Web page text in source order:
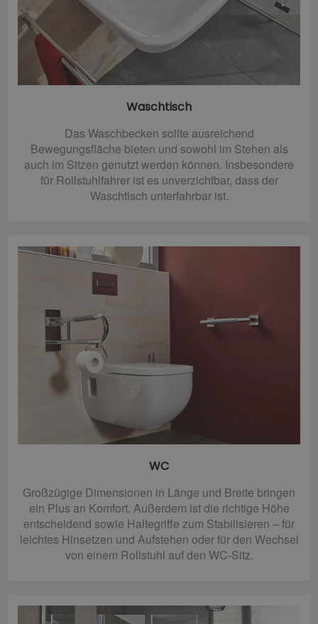
Waschtisch
Das Waschbecken sollte ausreichend
Bewegungsfläche bieten und sowohl im Stehen als
auch im Sitzen genutzt werden können. Insbesondere
für Rollstuhlfahrer ist es unverzichtbar, dass der
Waschtisch unterfahrbar ist.
WC
Großzügige Dimensionen in Länge und Breite bringen
ein Plus an Komfort. Außerdem ist die richtige Höhe
entscheidend sowie Haltegriffe zum Stabilisieren – für
leichtes Hinsetzen und Aufstehen oder für den Wechsel
von einem Rollstuhl auf den WC-Sitz.